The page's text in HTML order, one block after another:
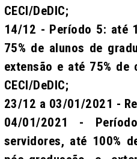
CECI/DeDIC;
14/12 - Período 5: até
75% de alunos de
extensão e até 75% de
CECI/DeDIC;
23/12 a 03/01/2021 -
04/01/2021 -
servidores, até 100%